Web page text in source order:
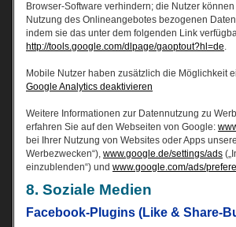
Browser-Software verhindern; die Nutzer
Nutzung des Onlineangebotes bezogenen
indem sie das unter dem folgenden Link
http://tools.google.com/dlpage/gaoptout?hl=de.
Mobile Nutzer haben zusätzlich die Möglichkeit
Google Analytics deaktivieren
Weitere Informationen zur Datennutzung zu
erfahren Sie auf den Webseiten von Google:
bei Ihrer Nutzung von Websites oder Apps
Werbezwecken“), www.google.de/settings/ads
einzublenden“) und www.google.com/ads/
8. Soziale Medien
Facebook-Plugins (Like & Share-